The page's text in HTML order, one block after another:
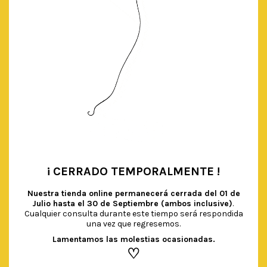
¡ CERRADO TEMPORALMENTE !
Nuestra tienda online permanecerá cerrada del 01 de
Julio hasta el 30 de Septiembre (ambos inclusive).
Cualquier consulta durante este tiempo será respondida
una vez que regresemos.
Lamentamos las molestias ocasionadas.
♡